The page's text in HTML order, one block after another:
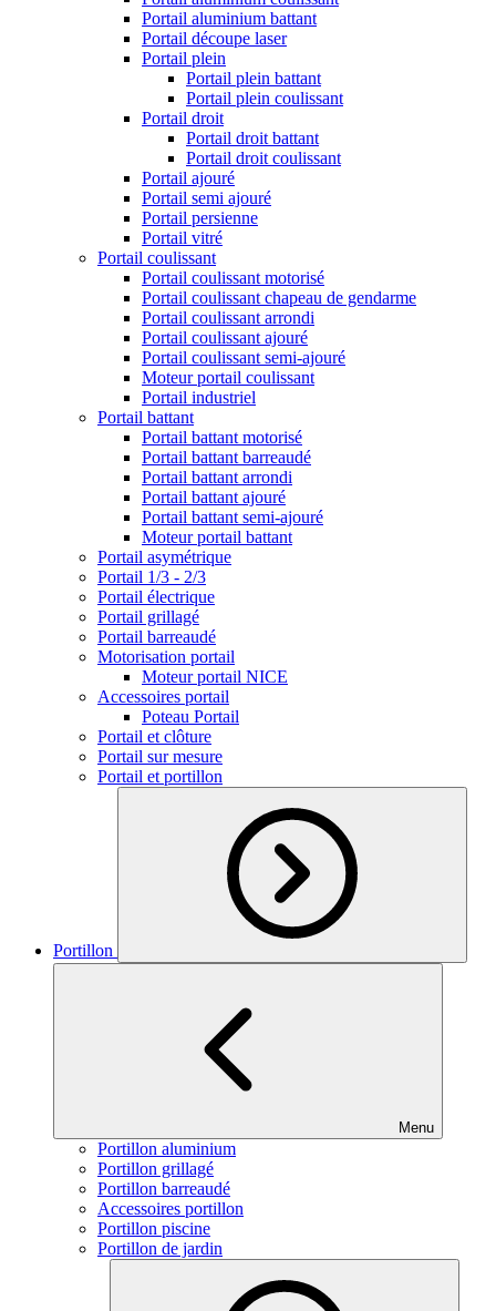
Portail aluminium battant
Portail découpe laser
Portail plein
Portail plein battant
Portail plein coulissant
Portail droit
Portail droit battant
Portail droit coulissant
Portail ajouré
Portail semi ajouré
Portail persienne
Portail vitré
Portail coulissant
Portail coulissant motorisé
Portail coulissant chapeau de gendarme
Portail coulissant arrondi
Portail coulissant ajouré
Portail coulissant semi-ajouré
Moteur portail coulissant
Portail industriel
Portail battant
Portail battant motorisé
Portail battant barreaudé
Portail battant arrondi
Portail battant ajouré
Portail battant semi-ajouré
Moteur portail battant
Portail asymétrique
Portail 1/3 - 2/3
Portail électrique
Portail grillagé
Portail barreaudé
Motorisation portail
Moteur portail NICE
Accessoires portail
Poteau Portail
Portail et clôture
Portail sur mesure
Portail et portillon
Portillon
Menu
Portillon aluminium
Portillon grillagé
Portillon barreaudé
Accessoires portillon
Portillon piscine
Portillon de jardin